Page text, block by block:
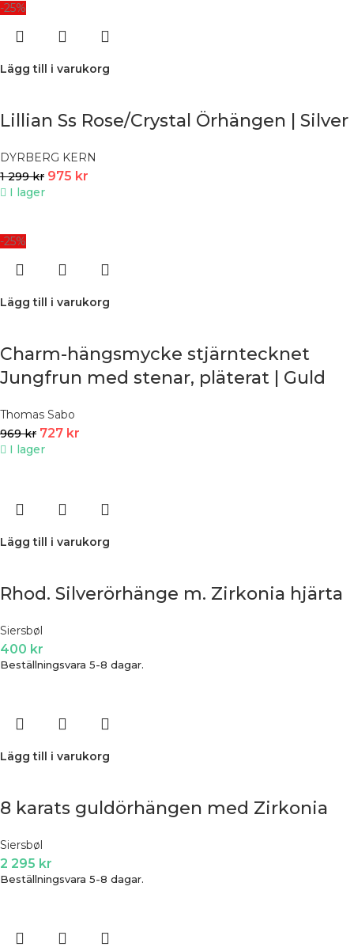
-25%
Lägg till i varukorg
Lillian Ss Rose/Crystal Örhängen | Silver
DYRBERG KERN
1 299kr 975 kr
I lager
-25%
Lägg till i varukorg
Charm-hängsmycke stjärntecknet
Jungfrun med stenar, pläterat | Guld
Thomas Sabo
969kr 727 kr
I lager
Lägg till i varukorg
Rhod. Silverörhänge m. Zirkonia hjärta
Siersbøl
400 kr
Beställningsvara 5-8 dagar.
Lägg till i varukorg
8 karats guldörhängen med Zirkonia
Siersbøl
2 295 kr
Beställningsvara 5-8 dagar.